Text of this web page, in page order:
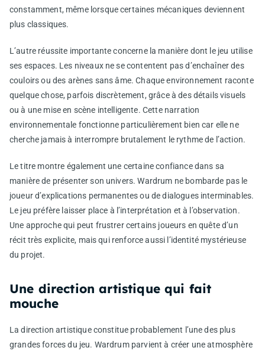
constamment, même lorsque certaines mécaniques deviennent
plus classiques.
L’autre réussite importante concerne la manière dont le jeu utilise
ses espaces. Les niveaux ne se contentent pas d’enchaîner des
couloirs ou des arènes sans âme. Chaque environnement raconte
quelque chose, parfois discrètement, grâce à des détails visuels
ou à une mise en scène intelligente. Cette narration
environnementale fonctionne particulièrement bien car elle ne
cherche jamais à interrompre brutalement le rythme de l’action.
Le titre montre également une certaine confiance dans sa
manière de présenter son univers. Wardrum ne bombarde pas le
joueur d’explications permanentes ou de dialogues interminables.
Le jeu préfère laisser place à l’interprétation et à l’observation.
Une approche qui peut frustrer certains joueurs en quête d’un
récit très explicite, mais qui renforce aussi l’identité mystérieuse
du projet.
Une direction artistique qui fait
mouche
La direction artistique constitue probablement l’une des plus
grandes forces du jeu. Wardrum parvient à créer une atmosphère